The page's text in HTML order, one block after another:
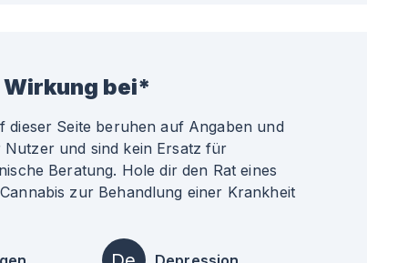
bei*
dieser Seite beruhen auf Angaben und
und sind kein Ersatz für
Beratung. Hole dir den Rat eines
zur Behandlung einer Krankheit